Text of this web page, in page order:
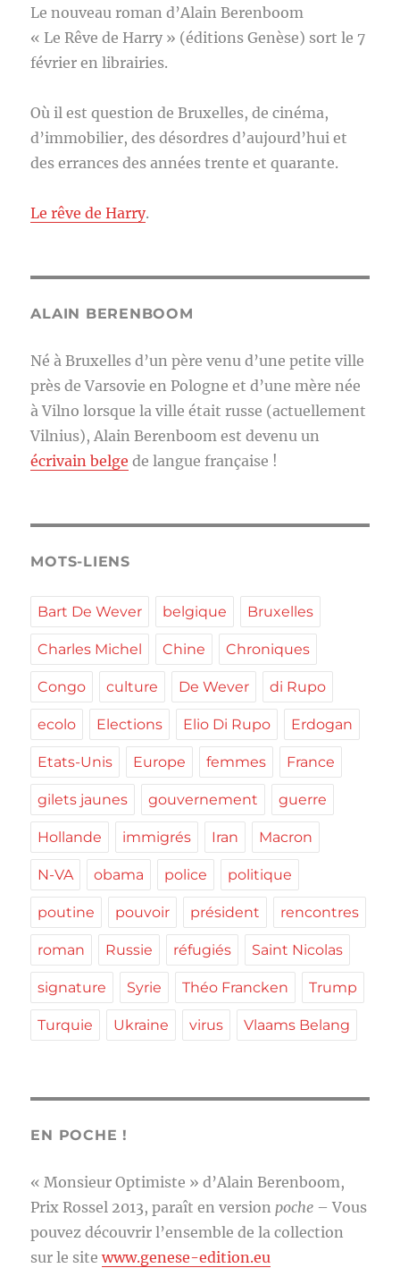
Le nouveau roman d’Alain Berenboom
« Le Rêve de Harry » (éditions Genèse) sort le 7
février en librairies.
Où il est question de Bruxelles, de cinéma,
d’immobilier, des désordres d’aujourd’hui et
des errances des années trente et quarante.
Le rêve de Harry.
ALAIN BERENBOOM
Né à Bruxelles d’un père venu d’une petite ville
près de Varsovie en Pologne et d’une mère née
à Vilno lorsque la ville était russe (actuellement
Vilnius), Alain Berenboom est devenu un
écrivain belge de langue française !
MOTS-LIENS
Bart De Wever belgique Bruxelles
Charles Michel Chine Chroniques
Congo culture De Wever di Rupo
ecolo Elections Elio Di Rupo Erdogan
Etats-Unis Europe femmes France
gilets jaunes gouvernement guerre
Hollande immigrés Iran Macron
N-VA obama police politique
poutine pouvoir président rencontres
roman Russie réfugiés Saint Nicolas
signature Syrie Théo Francken Trump
Turquie Ukraine virus Vlaams Belang
EN POCHE !
« Monsieur Optimiste » d’Alain Berenboom,
Prix Rossel 2013, paraît en version poche – Vous
pouvez découvrir l’ensemble de la collection
sur le sitewww.genese-edition.eu